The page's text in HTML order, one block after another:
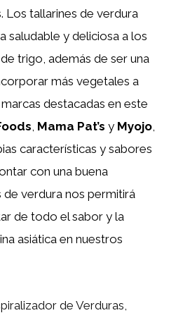
Los tallarines de verdura
saludable y deliciosa a los
trigo, además de ser una
más vegetales a
destacadas en este
Mama Pat’s y Myojo
características y sabores
con una buena
verdura nos permitirá
de todo el sabor y la
asiática en nuestros
de Verduras,